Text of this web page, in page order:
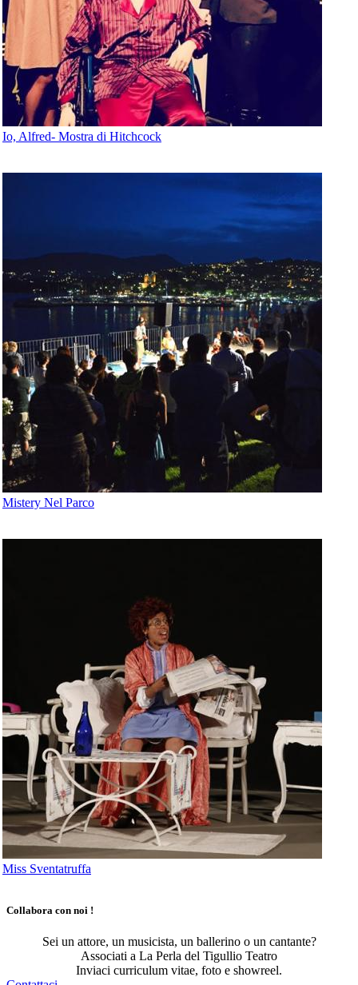
Io, Alfred- Mostra di Hitchcock
Mistery Nel Parco
Miss Sventatruffa
Collabora con noi !
Sei un attore, un musicista, un ballerino o un cantante?
Associati a La Perla del Tigullio Teatro
Inviaci curriculum vitae, foto e showreel.